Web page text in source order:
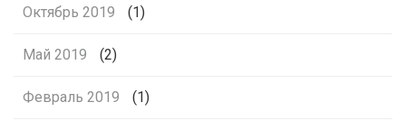
Октябрь 2019 (1)
Май 2019 (2)
Февраль 2019 (1)